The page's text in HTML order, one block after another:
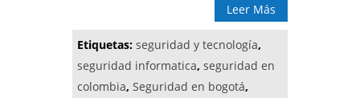
Leer Más
Etiquetas: seguridad y tecnología,
seguridad informatica, seguridad en
colombia, Seguridad en bogotá,